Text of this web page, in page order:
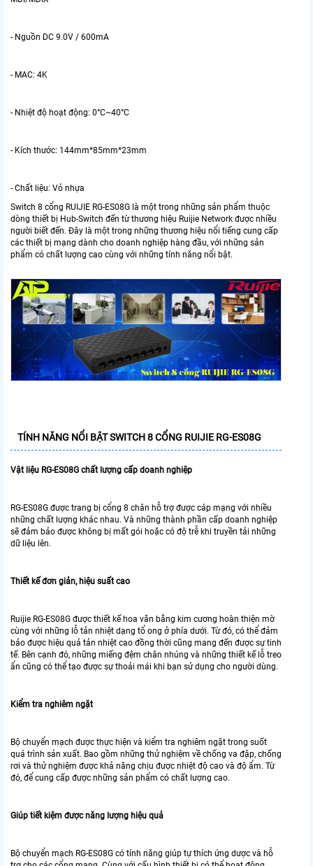
- Nguồn DC 9.0V / 600mA
- MAC: 4K
- Nhiệt độ hoạt động: 0°C~40°C
- Kích thước: 144mm*85mm*23mm
- Chất liệu: Vỏ nhựa
Switch 8 cổng RUIJIE RG-ES08G là một trong những sản phẩm thuộc
dòng thiết bị Hub-Switch đến từ thương hiệu Ruijie Network được nhiều
người biết đến. Đây là một trong những thương hiệu nổi tiếng cung cấp
các thiết bị mạng dành cho doanh nghiệp hàng đầu, với những sản
phẩm có chất lượng cao cùng với những tính năng nổi bật.
TÍNH NĂNG NỔI BẬT SWITCH 8 CỔNG RUIJIE RG-ES08G
Vật liệu RG-ES08G chất lượng cấp doanh nghiệp
RG-ES08G được trang bị cổng 8 chân hỗ trợ được cáp mạng với nhiều
những chất lượng khác nhau. Và những thành phần cấp doanh nghiệp
sẽ đảm bảo được không bị mất gói hoặc có độ trễ khi truyền tải những
dữ liệu lên.
Thiết kế đơn giản, hiệu suất cao
Ruijie RG-ES08G được thiết kế hoa văn bằng kim cương hoàn thiện mờ
cùng với những lỗ tản nhiệt dạng tổ ong ở phía dưới. Từ đó, có thể đảm
bảo được hiệu quả tản nhiệt cao đồng thời cũng mang đến được sự tinh
tế. Bên cạnh đó, những miếng đệm chân nhúng và những thiết kế lỗ treo
ẩn cũng có thể tạo được sự thoải mái khi bạn sử dụng cho người dùng.
Kiểm tra nghiêm ngặt
Bộ chuyển mạch được thực hiện và kiểm tra nghiêm ngặt trong suốt
quá trình sản xuất. Bao gồm những thử nghiệm về chống va đập, chống
rơi và thử nghiệm được khả năng chịu được nhiệt độ cao và độ ẩm. Từ
đó, để cung cấp được những sản phẩm có chất lượng cao.
Giúp tiết kiệm được năng lượng hiệu quả
Bộ chuyển mạch RG-ES08G có tính năng giúp tự thích ứng dược và hỗ